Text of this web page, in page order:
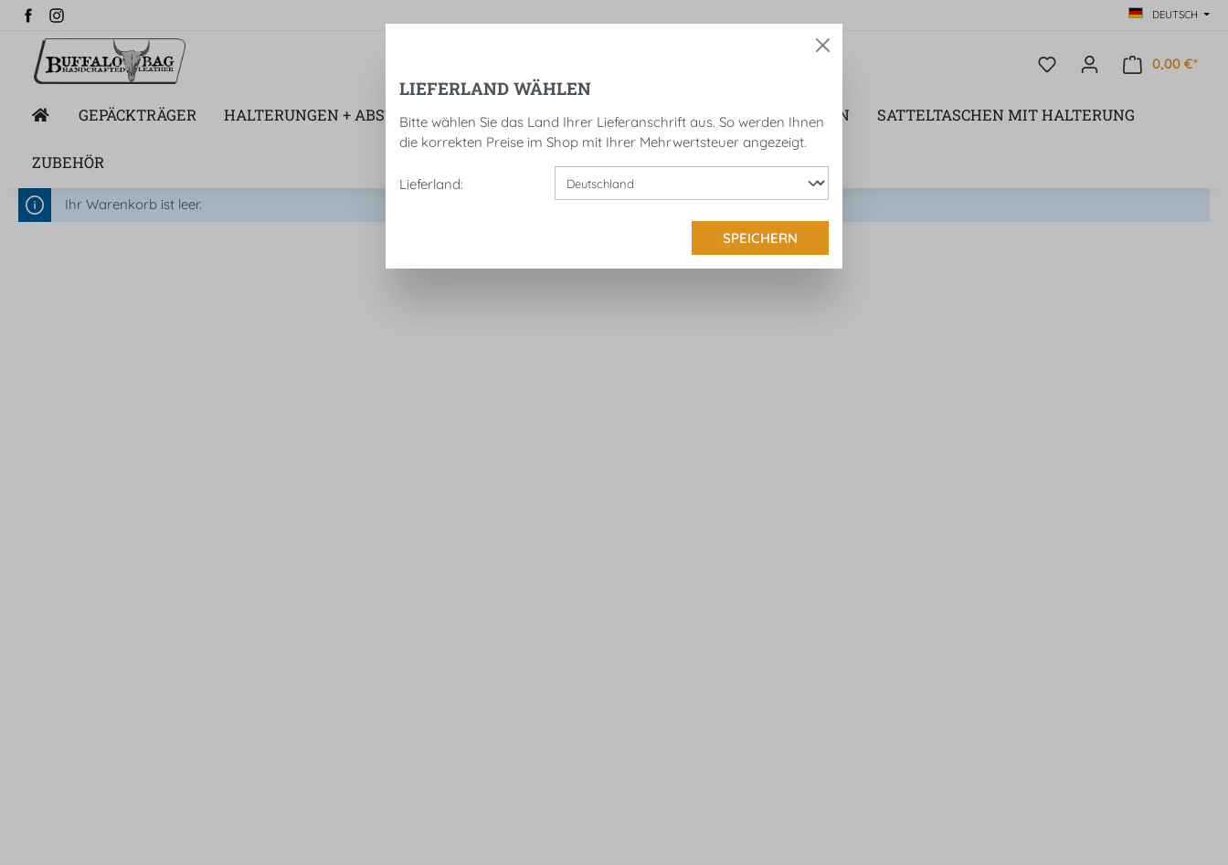
springen DEUTSCH
0,00 €*
GEPÄCKTRÄGER HALTERUNGEN + ABSTANDSROLLEN KENNZEICHENHALTER SATTELTASCHEN SATTELTASCHEN MIT HALTERUNG
ZUBEHÖR
Ihr Warenkorb ist leer.
LIEFERLAND WÄHLEN
Bitte wählen Sie das Land Ihrer Lieferanschrift aus. So werden Ihnen
die korrekten Preise im Shop mit Ihrer Mehrwertsteuer angezeigt.
Lieferland:
SPEICHERN